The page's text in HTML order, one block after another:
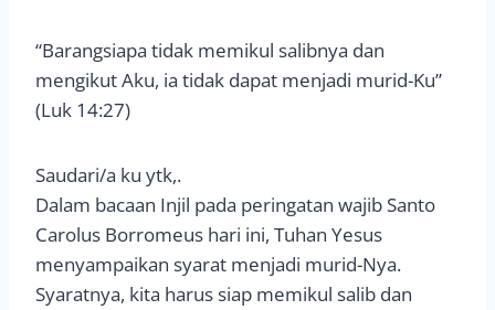
“Barangsiapa tidak memikul salibnya dan
mengikut Aku, ia tidak dapat menjadi murid-Ku”
(Luk 14:27)
Saudari/a ku ytk,.
Dalam bacaan Injil pada peringatan wajib Santo
Carolus Borromeus hari ini, Tuhan Yesus
menyampaikan syarat menjadi murid-Nya.
Syaratnya, kita harus siap memikul salib dan